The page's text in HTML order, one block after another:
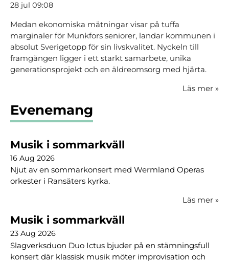
28 jul 09:08
Medan ekonomiska mätningar visar på tuffa
marginaler för Munkfors seniorer, landar kommunen i
absolut Sverigetopp för sin livskvalitet. Nyckeln till
framgången ligger i ett starkt samarbete, unika
generationsprojekt och en äldreomsorg med hjärta.
Läs mer »
Evenemang
Musik i sommarkväll
16 Aug 2026
Njut av en sommarkonsert med Wermland Operas
orkester i Ransäters kyrka.
Läs mer »
Musik i sommarkväll
23 Aug 2026
Slagverksduon Duo Ictus bjuder på en stämningsfull
konsert där klassisk musik möter improvisation och